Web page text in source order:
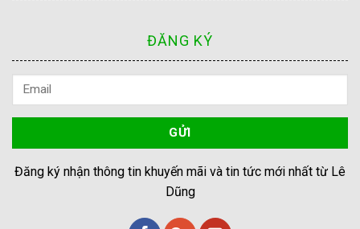
ĐĂNG KÝ
Đăng ký nhận thông tin khuyến mãi và tin tức mới nhất từ Lê
Dũng